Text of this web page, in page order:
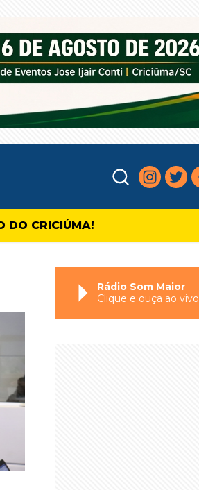
DO CRICIÚMA!
Rádio Som Maior
Clique e ouça ao vivo